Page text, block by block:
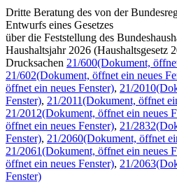
Dritte Beratung des von der
Entwurfs eines Gesetzes
über die Feststellung des
Haushaltsjahr 2026 (Haushaltsgesetz
Drucksachen 21/600(Dokument,
21/602(Dokument, öffnet ein neues
öffnet ein neues Fenster), 21/2010
Fenster), 21/2011(Dokument, öffnet
21/2012(Dokument, öffnet ein neues
öffnet ein neues Fenster), 21/2832
Fenster), 21/2060(Dokument, öffnet
21/2061(Dokument, öffnet ein neues
öffnet ein neues Fenster), 21/2063
Fenster)